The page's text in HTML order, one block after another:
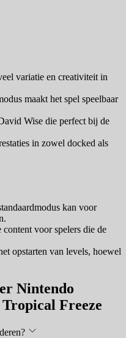
variatie en creativiteit in
maakt het spel speelbaar
Wise die perfect bij de
in zowel docked als
kan voor
voor spelers die de
opstarten van levels, hoewel
Nintendo
Freeze